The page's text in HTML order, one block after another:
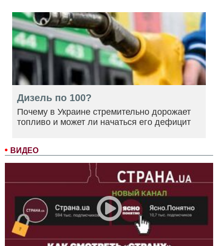
ВИДЕО
Дизель по 100?
Почему в Украине стремительно дорожает
топливо и может ли начаться его дефицит